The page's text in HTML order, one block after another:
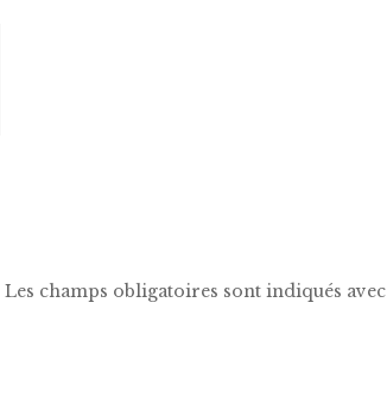
Les champs obligatoires sont indiqués avec